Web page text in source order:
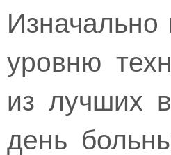
уровню
из лучших
день